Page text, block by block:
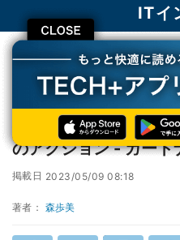
ITイ
TECH+ 企業IT
ITインフラ
従業員のITリテラシー向上のために
従業員のITリテラシ
のアクション - ガート
掲載日 2023/05/09 08:18
著者： 森歩美